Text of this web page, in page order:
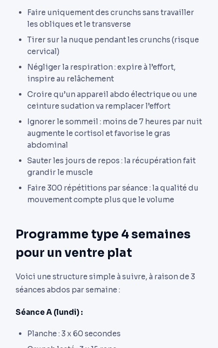
Faire uniquement des crunchs sans travailler
les obliques et le transverse
Tirer sur la nuque pendant les crunchs (risque
cervical)
Négliger la respiration : expire à l’effort,
inspire au relâchement
Croire qu’un appareil abdo électrique ou une
ceinture sudation va remplacer l’effort
Ignorer le sommeil : moins de 7 heures par nuit
augmente le cortisol et favorise le gras
abdominal
Sauter les jours de repos : la récupération fait
grandir le muscle
Faire 300 répétitions par séance : la qualité du
mouvement compte plus que le volume
Programme type 4 semaines
pour un ventre plat
Voici une structure simple à suivre, à raison de 3
séances abdos par semaine :
Séance A (lundi) :
Planche : 3 x 60 secondes